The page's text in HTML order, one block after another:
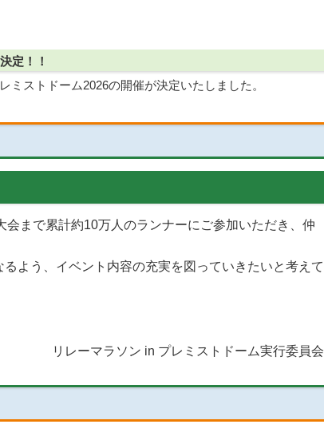
定！！
ミストドーム2026の開催が決定いたしました。
まで累計約10万人のランナーにご参加いただき、仲
よう、イベント内容の充実を図っていきたいと考えて
リレーマラソン in プレミストドーム実行委員会